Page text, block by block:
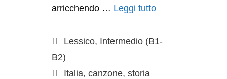
arricchendo … Leggi tutto
Lessico, Intermedio (B1-
B2)
Italia,canzone,storia